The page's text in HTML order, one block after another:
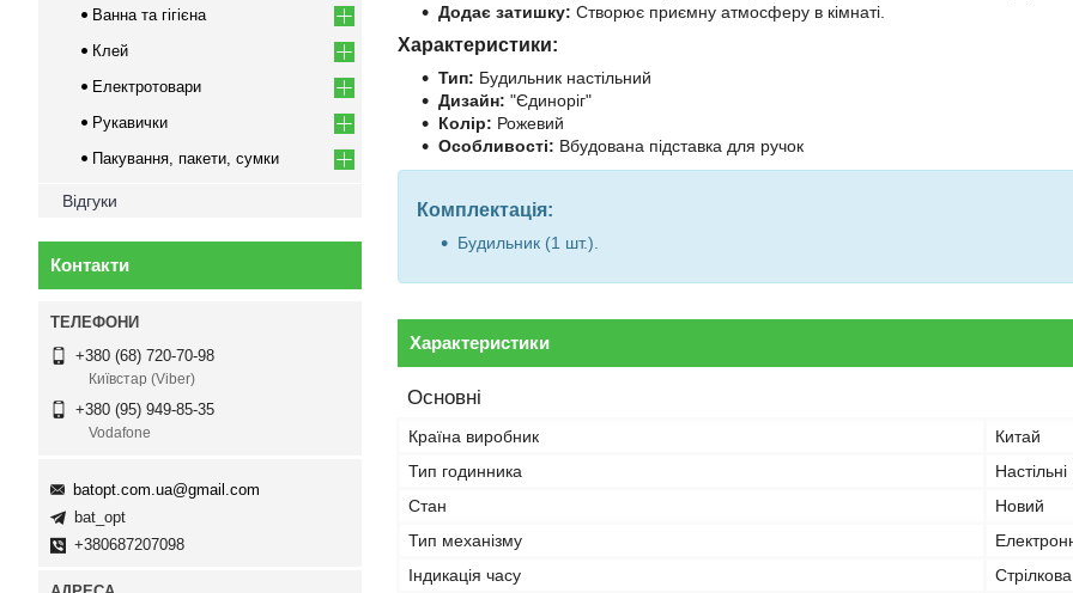
Додає затишку: Створює приємну атмосферу в кімнаті.
Характеристики:
Тип: Будильник настільний
Дизайн: "Єдиноріг"
Колір: Рожевий
Особливості: Вбудована підставка для ручок
Комплектація:
Будильник (1 шт.).
Характеристики
Основні
Країна виробник
Китай
Тип годинника
Настільні
Стан
Новий
Тип механізму
Індикація часу
Стрілкова
Ванна та гігієна
Клей
Електротовари
Рукавички
Пакування, пакети, сумки
Відгуки
Контакти
+380 (68) 720-70-98
Київстар (Viber)
+380 (95) 949-85-35
Vodafone
batopt.com.ua@gmail.com
bat_opt
+380687207098